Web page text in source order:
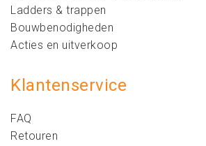
Ladders & trappen
Bouwbenodigheden
Acties en uitverkoop
Klantenservice
FAQ
Retouren